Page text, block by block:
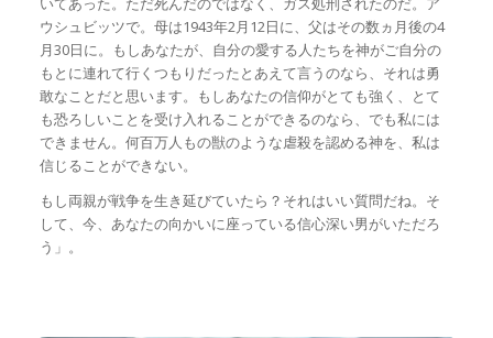
ウシュビッツで。母は1943年2月12日に、父はその数ヵ月後の4
月30日に。もしあなたが、自分の愛する人たちを神がご自分の
もとに連れて行くつもりだったとあえて言うのなら、それは勇
敢なことだと思います。もしあなたの信仰がとても強く、とて
も恐ろしいことを受け入れることができるのなら、でも私には
できません。何百万人もの獣のような虐殺を認める神を、私は
信じることができない。
もし両親が戦争を生き延びていたら？それはいい質問だね。そ
して、今、あなたの向かいに座っている信心深い男がいただろ
う」。